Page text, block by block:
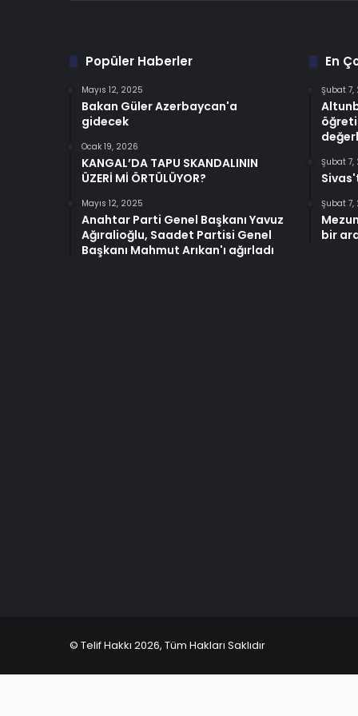
Popüler Haberler
Mayıs 12, 2025
Bakan Güler Azerbaycan'a
gidecek
Ocak 19, 2026
KANGAL’DA TAPU SKANDALININ
ÜZERİ Mİ ÖRTÜLÜYOR?
Mayıs 12, 2025
Anahtar Parti Genel Başkanı Yavuz
Ağıralioğlu, Saadet Partisi Genel
Başkanı Mahmut Arıkan'ı ağırladı
En
Şubat 7,
Şubat 7,
Şubat 7,
bir
© Telif Hakkı 2026, Tüm Hakları Saklıdır